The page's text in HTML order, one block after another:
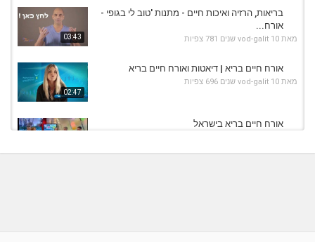
03:43
בריאות, הרזיה ואיכות חיים - מתנות 'טוב לי בגופי -
אורח...
מאת vod-galit 10 שנים 781 צפיות
02:47
אורח חיים בריא | דיאטות ואורח חיים בריא
מאת vod-galit 10 שנים 696 צפיות
אורח חיים בריא בישראל